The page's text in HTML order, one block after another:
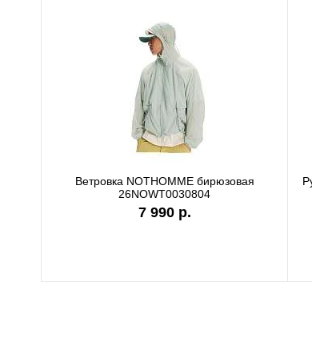
Ветровка NOTHOMME бирюзовая
26NOWT0030804
7 990 р.